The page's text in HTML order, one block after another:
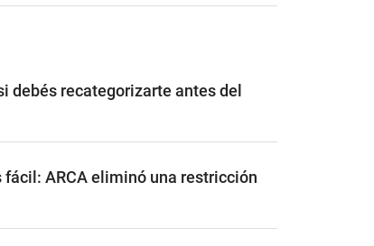
debés recategorizarte antes del
ARCA eliminó una restricción